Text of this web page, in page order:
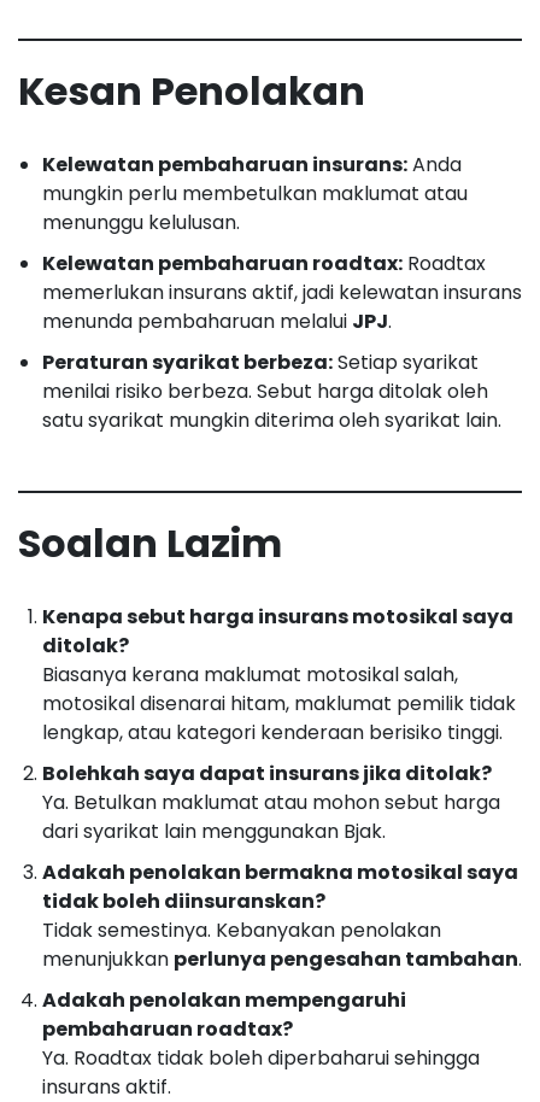
Kesan Penolakan
Kelewatan pembaharuan insurans:Anda
mungkin perlu membetulkan maklumat atau
menunggu kelulusan.
Kelewatan pembaharuan roadtax: Roadtax
memerlukan insurans aktif, jadi kelewatan insurans
menunda pembaharuan melalui JPJ.
Peraturan syarikat berbeza:Setiap syarikat
menilai risiko berbeza. Sebut harga ditolak oleh
satu syarikat mungkin diterima oleh syarikat lain.
Soalan Lazim
Kenapa sebut harga insurans motosikal saya
ditolak?
Biasanya kerana maklumat motosikal salah,
motosikal disenarai hitam, maklumat pemilik tidak
lengkap, atau kategori kenderaan berisiko tinggi.
Bolehkah saya dapat insurans jika ditolak?
Ya. Betulkan maklumat atau mohon sebut harga
dari syarikat lain menggunakan Bjak.
Adakah penolakan bermakna motosikal saya
tidak boleh diinsuranskan?
Tidak semestinya. Kebanyakan penolakan
menunjukkan perlunya pengesahan tambahan.
Adakah penolakan mempengaruhi
pembaharuan roadtax?
Ya. Roadtax tidak boleh diperbaharui sehingga
insurans aktif.